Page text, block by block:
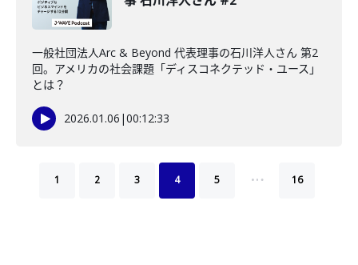
一般社団法人Arc & Beyond 代表理事の石川洋人さん 第2
回。アメリカの社会課題「ディスコネクテッド・ユース」
とは？
2026.01.06 |00:12:33
1 2 3 4 5 … 16